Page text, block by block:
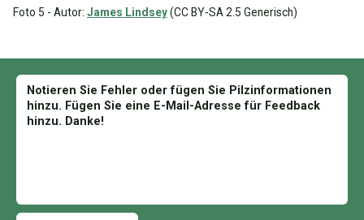
Foto 5 - Autor: James Lindsey(CC BY-SA 2.5 Generisch)